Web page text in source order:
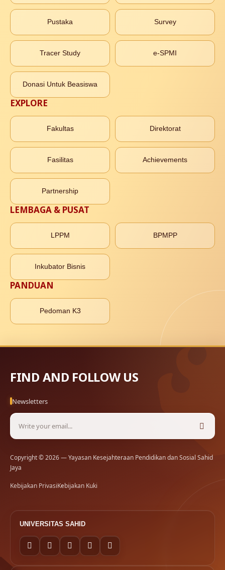
Pustaka Survey
Tracer Study e-SPMI
Donasi Untuk Beasiswa
EXPLORE
Fakultas Direktorat
Fasilitas Achievements
Partnership
LEMBAGA & PUSAT
LPPM BPMPP
Inkubator Bisnis
PANDUAN
Pedoman K3
FIND AND FOLLOW US
Newsletters
Copyright © 2026 — Yayasan Kesejahteraan Pendidikan dan Sosial Sahid
Jaya
Kebijakan PrivasiKebijakan Kuki
UNIVERSITAS SAHID